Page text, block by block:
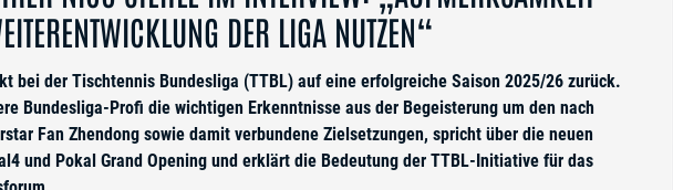
DER LIGA NUTZEN“
bei der Tischtennis Bundesliga (TTBL) auf eine erfolgreiche Saison 2025/26 zurück.
Bundesliga-Profi die wichtigen Erkenntnisse aus der Begeisterung um den nach
Fan Zhendong sowie damit verbundene Zielsetzungen, spricht über die neuen
und Pokal Grand Opening und erklärt die Bedeutung der TTBL-Initiative für das